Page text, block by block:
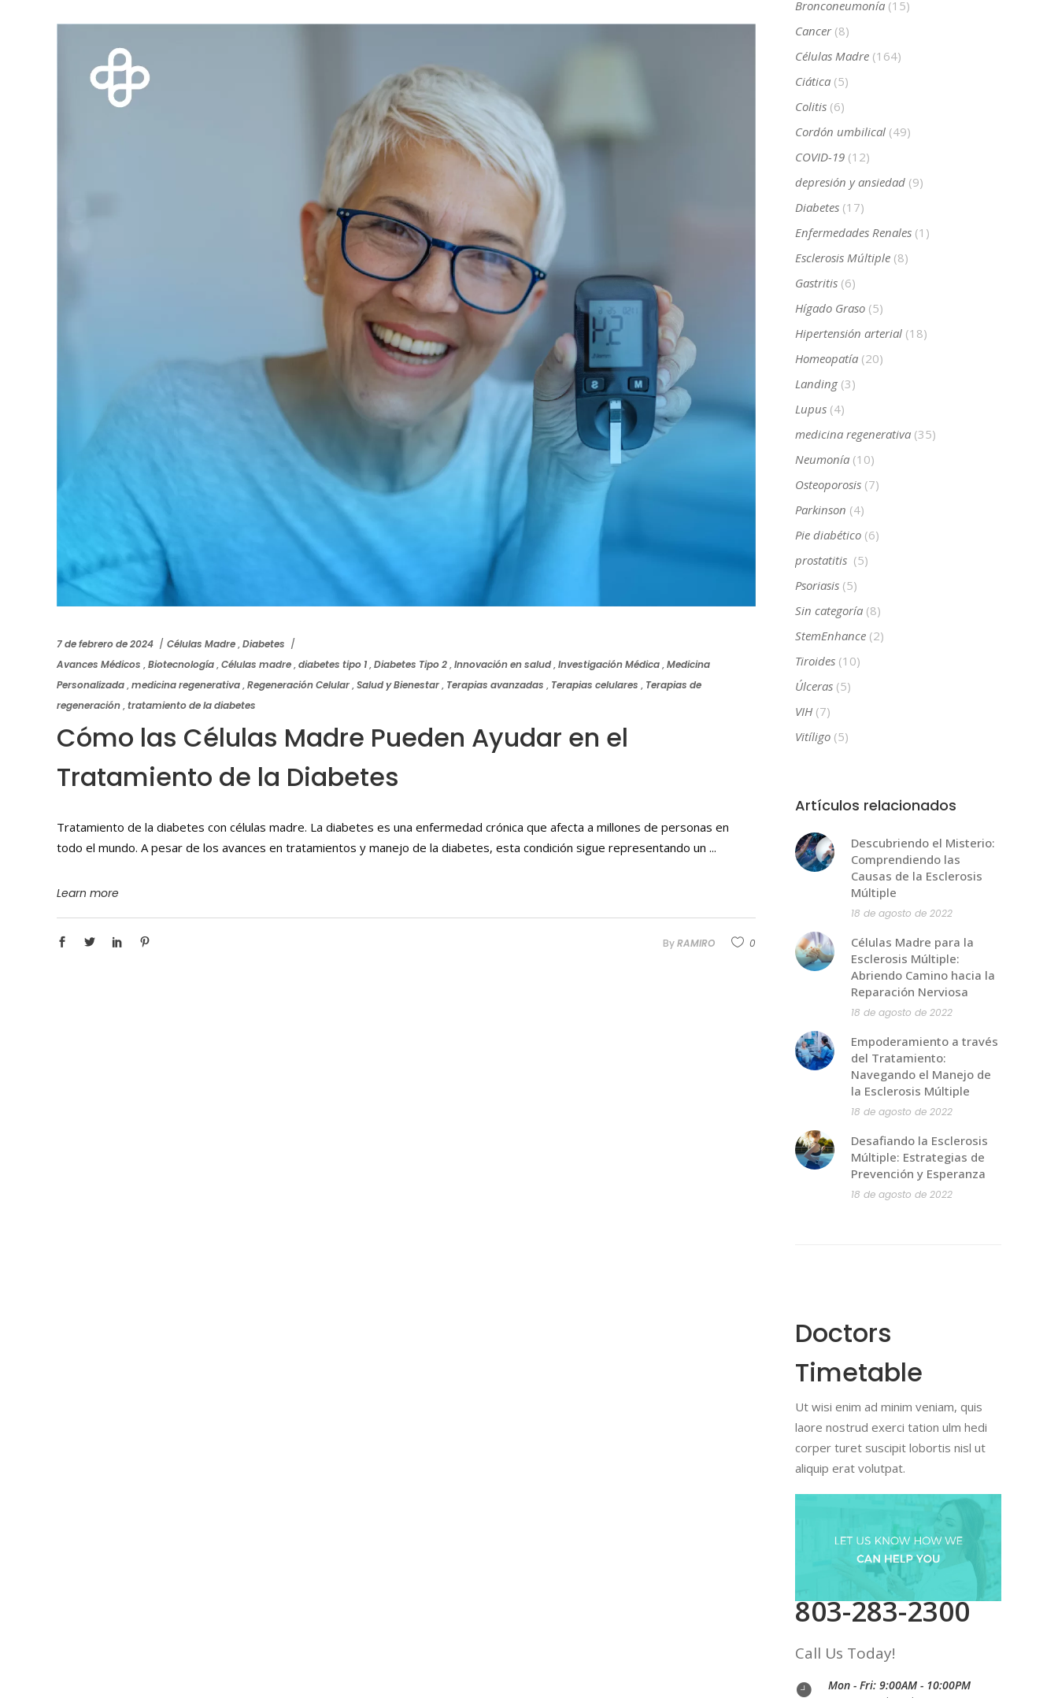
7 de febrero de 2024 Células Madre,Diabetes
Avances Médicos ,Biotecnología,Células madre,diabetes tipo 1,Diabetes Tipo 2,Innovación en salud,Investigación Médica,Medicina
Personalizada,medicina regenerativa,Regeneración Celular,Salud y Bienestar, Terapias avanzadas , Terapias celulares , Terapias de
regeneración,tratamiento de la diabetes
Cómo las Células Madre Pueden Ayudar en el
Tratamiento de la Diabetes
Tratamiento de la diabetes con células madre. La diabetes es una enfermedad crónica que afecta a millones de personas en
todo el mundo. A pesar de los avances en tratamientos y manejo de la diabetes, esta condición sigue representando un
Learn more
ByRAMIRO 0
Bronconeumonía(15)
Cancer(8)
Células Madre(164)
Ciática(5)
Colitis(6)
Cordón umbilical(49)
COVID-19(12)
depresión y ansiedad(9)
Diabetes(17)
Enfermedades Renales(1)
Esclerosis Múltiple(8)
Gastritis(6)
Hígado Graso(5)
Hipertensión arterial(18)
Homeopatía(20)
Landing(3)
Lupus(4)
medicina regenerativa(35)
Neumonía(10)
Osteoporosis(7)
Parkinson (4)
Pie diabético(6)
prostatitis (5)
Psoriasis(5)
Sin categoría(8)
StemEnhance(2)
Tiroides(10)
Úlceras(5)
VIH(7)
Vitíligo(5)
Artículos relacionados
Descubriendo el Misterio:
Comprendiendo las
Causas de la Esclerosis
Múltiple
18 de agosto de 2022
Células Madre para la
Esclerosis Múltiple:
Abriendo Camino hacia la
Reparación Nerviosa
18 de agosto de 2022
Empoderamiento a través
del Tratamiento:
Navegando el Manejo de
la Esclerosis Múltiple
18 de agosto de 2022
Desafiando la Esclerosis
Múltiple: Estrategias de
Prevención y Esperanza
18 de agosto de 2022
Doctors
Timetable
Ut wisi enim ad minim veniam, quis
laore nostrud exerci tation ulm hedi
corper turet suscipit lobortis nisl ut
aliquip erat volutpat.
803-283-2300
Call Us Today!
Mon - Fri: 9:00AM - 10:00PM